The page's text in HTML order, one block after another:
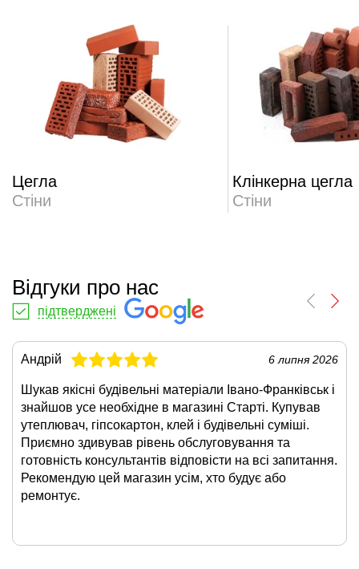
Цегла
Стіни
Клінкерна цегла
Стіни
Відгуки про нас
підтверджені
Андрій 6 липня 2026
Шукав якісні будівельні матеріали Івано-Франківськ і
знайшов усе необхідне в магазині Старті. Купував
утеплювач, гіпсокартон, клей і будівельні суміші.
Приємно здивував рівень обслуговування та
готовність консультантів відповісти на всі запитання.
Рекомендую цей магазин усім, хто будує або
ремонтує.